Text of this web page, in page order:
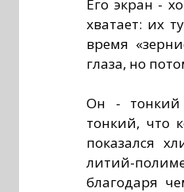
Его экран -
хватает: их
время
глаза, но
Он - тонкий
тонкий, что
показался
литий-
благодаря